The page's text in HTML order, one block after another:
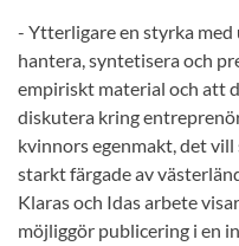
- Ytterligare en styrka med
hantera, syntetisera och
empiriskt material och att
diskutera kring
kvinnors egenmakt, det vill
starkt färgade av
Klaras och Idas arbete
möjliggör publicering i en